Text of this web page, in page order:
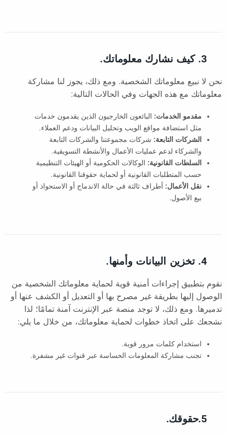
3. كيف نشارك معلوماتك.
نحن لا نبيع معلوماتك الشخصية. ومع ذلك، يجوز لنا مشاركة
معلوماتك مع هذه الجهات وفي الحالات التالية:
مقدمو الخدمات: البائعون الخارجيون الذين يقدمون خدمات
مثل استضافة مواقع الويب وتحليل البيانات ودعم العملاء.
الشركات التابعة: شركات مجموعتنا والشركات التابعة
والشركاء لدعم عمليات الأعمال والأنشطة التسويقية.
السلطات القانونية: الوكالات الحكومية أو الهيئات التنظيمية
حسب المتطلبات القانونية أو لحماية حقوقنا القانونية.
نقل الأعمال: أطراف ثالثة في حالة الاندماج أو الاستحواذ أو
بيع الأصول.
4. تخزين البيانات وأمنها.
نقوم بتطبيق إجراءات أمنية قوية لحماية معلوماتك الشخصية من
الوصول إليها بطريقة غير مصرح بها أو التعديل أو الكشف عنها أو
تدميرها. ومع ذلك، لا توجد منصة عبر الإنترنت آمنة تمامًا؛ لذا
نشجعك على اتخاذ خطوات لحماية معلوماتك، من خلال ما يلي:
استخدام كلمات مرور قوية.
تجنب مشاركة المعلومات الحساسة عبر قنوات غير مشفرة.
5.حقوقك.